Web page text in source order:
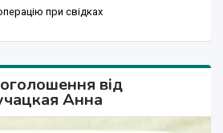
при свідках
оголошення від
Анна